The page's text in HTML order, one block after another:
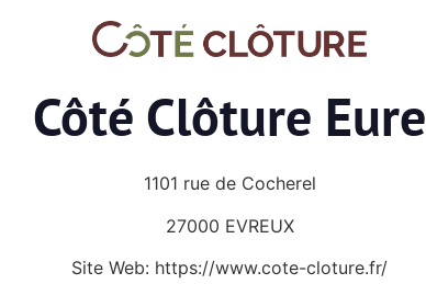
Côté Clôture Eure
1101 rue de Cocherel
27000 EVREUX
Site Web: https://www.cote-cloture.fr/